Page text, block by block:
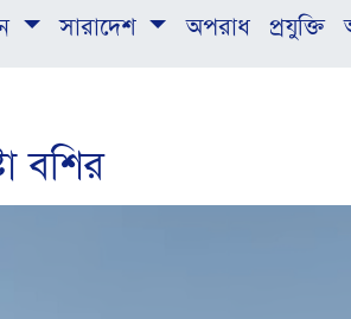
সারাদেশ অপরাধ প্রযুক্তি
বশির